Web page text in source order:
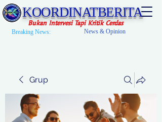
KOORDINATBERITA
Bukan Intervesi Tapi Kritik Cerdas
Breaking News: News & Opinion
Grup